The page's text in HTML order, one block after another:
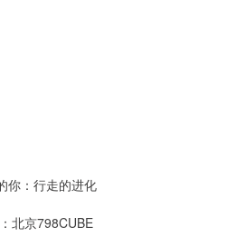
你：行走的进化
北京798CUBE